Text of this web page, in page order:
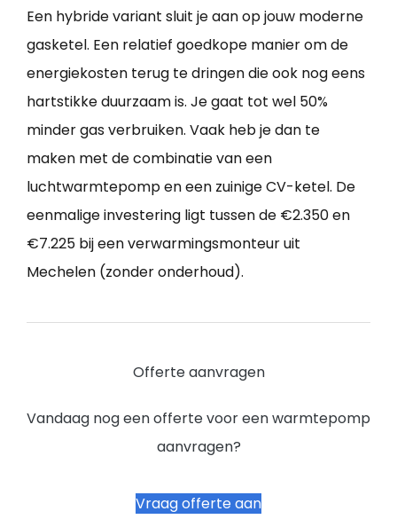
Een hybride variant sluit je aan op jouw moderne
gasketel. Een relatief goedkope manier om de
energiekosten terug te dringen die ook nog eens
hartstikke duurzaam is. Je gaat tot wel 50%
minder gas verbruiken. Vaak heb je dan te
maken met de combinatie van een
luchtwarmtepomp en een zuinige CV-ketel. De
eenmalige investering ligt tussen de €2.350 en
€7.225 bij een verwarmingsmonteur uit
Mechelen (zonder onderhoud).
Offerte aanvragen
Vandaag nog een offerte voor een warmtepomp
aanvragen?
Vraag offerte aan